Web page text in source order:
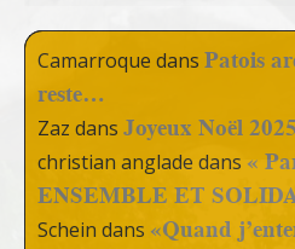
Camarroque dans Patois
reste…
Zaz dans Joyeux Noël 2025
christian anglade dans «
ENSEMBLE ET
Schein dans «Quand